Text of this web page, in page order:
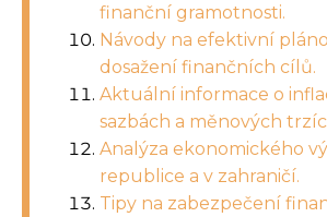
finanční gramotnosti.
Návody na efektivní
dosažení finančních cílů.
Aktuální informace o
sazbách a měnových
Analýza ekonomického
republice a v zahraničí.
Tipy na zabezpečení